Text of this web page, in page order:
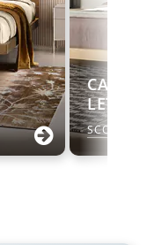
LETTO
SCOPRI